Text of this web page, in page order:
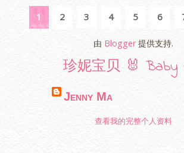
1 2 3 4 5 6
由 Blogger提供支持.
珍妮宝贝 🐰 Baby
Jenny Ma
查看我的完整个人资料